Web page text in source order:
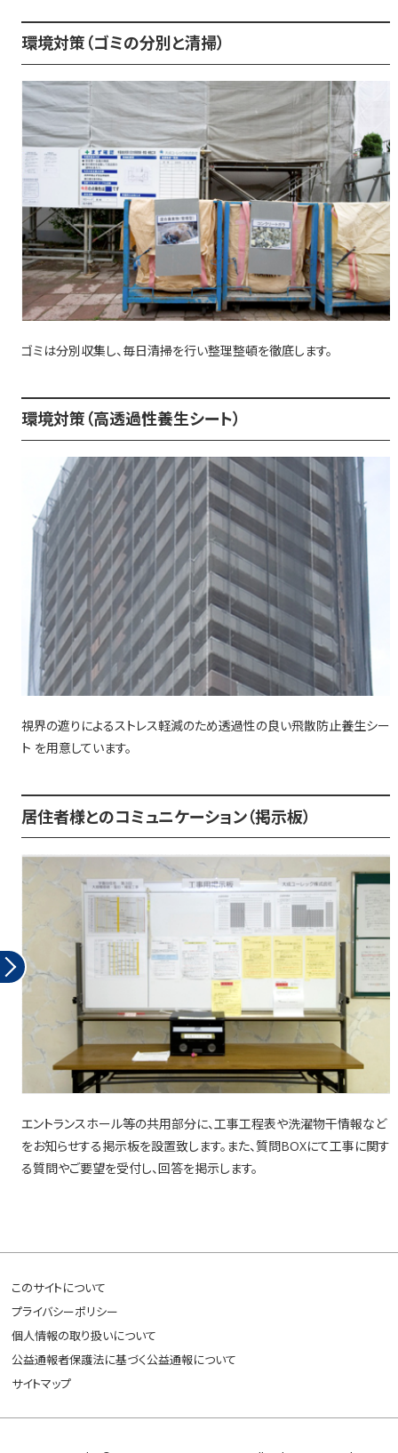
環境対策（ゴミの分別と清掃）
ゴミは分別収集し、毎日清掃を行い整理整頓を徹底します。
環境対策（高透過性養生シート）
視界の遮りによるストレス軽減のため透過性の良い飛散防止養生シー
ト を用意しています。
居住者様とのコミュニケーション（掲示板）
エントランスホール等の共用部分に、工事工程表や洗濯物干情報など
をお知らせする掲示板を設置致します。また、質問BOXにて工事に関す
る質問やご要望を受付し、回答を掲示します。
このサイトについて
プライバシーポリシー
個人情報の取り扱いについて
公益通報者保護法に基づく公益通報について
サイトマップ